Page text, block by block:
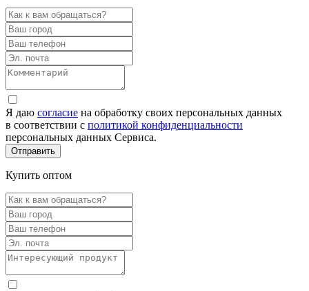
Я даю согласие на обработку своих персональных данных
в соответствии с политикой конфиденциальности
персональных данных Сервиса.
Купить оптом